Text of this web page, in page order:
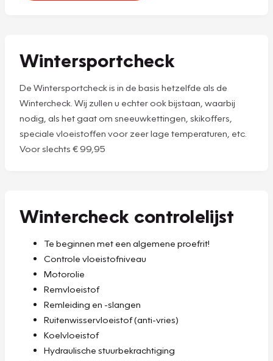
Wintersportcheck
De Wintersportcheck is in de basis hetzelfde als de
Wintercheck. Wij zullen u echter ook bijstaan, waarbij
nodig, als het gaat om sneeuwkettingen, skikoffers,
speciale vloeistoffen voor zeer lage temperaturen, etc.
Voor slechts € 99,95
Wintercheck controlelijst
Te beginnen met een algemene proefrit!
Controle vloeistofniveau
Motorolie
Remvloeistof
Remleiding en -slangen
Ruitenwisservloeistof (anti-vries)
Koelvloeistof
Hydraulische stuurbekrachtiging